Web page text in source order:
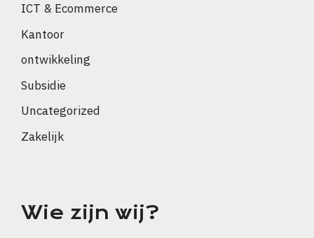
ICT & Ecommerce
Kantoor
ontwikkeling
Subsidie
Uncategorized
Zakelijk
Wie zijn wij?